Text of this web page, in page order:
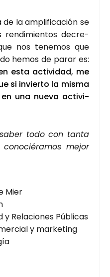
la ampli­fi­ca­ción se
ren­di­mien­tos decre­
nos tene­mos que
hemos de parar es:
esta acti­vi­dad, me
si invier­to la mis­ma
una nue­va acti­vi­
todo con tan­ta
mejor
Mier
y Rela­cio­nes Públi­cas
y mar­ke­ting